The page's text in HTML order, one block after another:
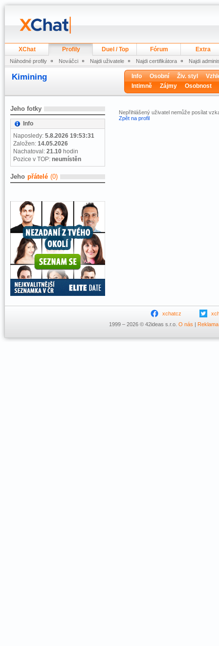
XChat Profily Duel / Top Fórum Extra
Náhodné profily Nováčci Najdi uživatele Najdi certifikátora Najdi
Kimining Info Osobní Živ. styl
Intimně
Zájmy Osobnost
Jeho fotky
Info
Naposledy: 5.8.2026 19:53:31
Založen: 14.05.2026
Nachatoval: 21.10 hodin
Pozice v TOP: neumístěn
Jeho přátelé (0)
Nepřihlášený uživatel nemůže posílat
Zpět na profil
xchatcz
1999 – 2026 © 42ideas s.r.o. O nás | Reklama